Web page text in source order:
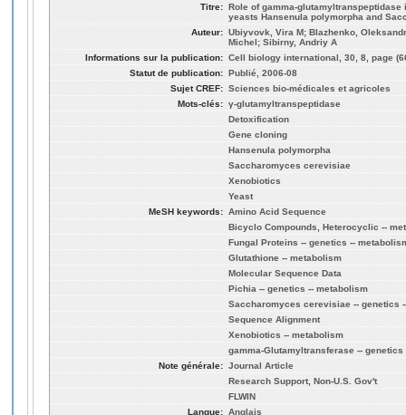
Titre: Role of gamma-
yeasts Hansenula polymorpha and
Auteur: Ubiyvovk, Vira M; Blazhenko,
Michel; Sibirny, Andriy A
Informations sur la publication: Cell biology international, 30, 8, page
Statut de publication: Publié, 2006-08
Sujet CREF: Sciences bio-médicales et agricoles
Mots-clés: γ-glutamyltranspeptidase
Detoxification
Gene cloning
Hansenula polymorpha
Saccharomyces cerevisiae
Xenobiotics
Yeast
MeSH keywords: Amino Acid Sequence
Bicyclo Compounds, Heterocyclic --
Fungal Proteins -- genetics --
Glutathione -- metabolism
Molecular Sequence Data
Pichia -- genetics -- metabolism
Saccharomyces cerevisiae -- genetics
Sequence Alignment
Xenobiotics -- metabolism
gamma-Glutamyltransferase -- genetics
Note générale: Journal Article
Research Support, Non-U.S. Gov't
FLWIN
Langue: Anglais